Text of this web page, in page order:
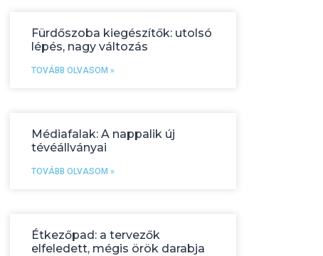
Fürdőszoba kiegészítők: utolsó
lépés, nagy változás
TOVÁBB OLVASOM »
Médiafalak: A nappalik új
tévéállványai
TOVÁBB OLVASOM »
Étkezőpad: a tervezők
elfeledett, mégis örök darabja